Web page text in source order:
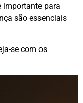
importante para
são essenciais
se com os